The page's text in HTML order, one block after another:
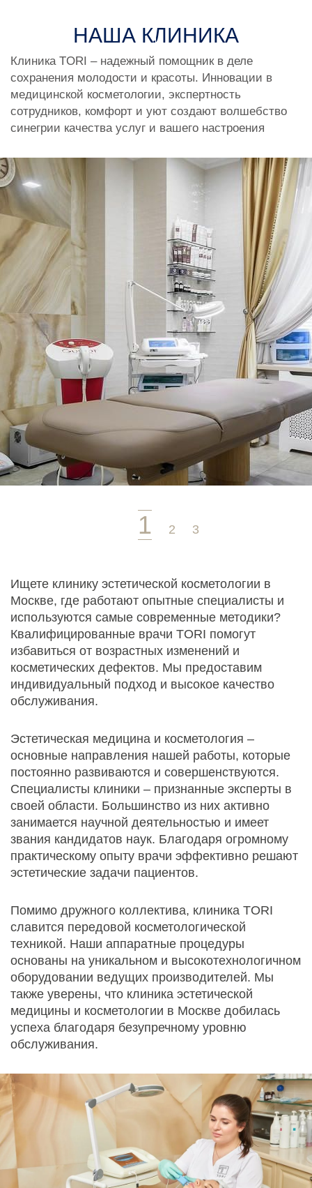
НАША КЛИНИКА
Клиника TORI – надежный помощник в деле
сохранения молодости и красоты. Инновации в
медицинской косметологии, экспертность
сотрудников, комфорт и уют создают волшебство
синегрии качества услуг и вашего настроения
Ищете клинику эстетической косметологии в
Москве, где работают опытные специалисты и
используются самые современные методики?
Квалифицированные врачи TORI помогут
избавиться от возрастных изменений и
косметических дефектов. Мы предоставим
индивидуальный подход и высокое качество
обслуживания.
Эстетическая медицина и косметология –
основные направления нашей работы, которые
постоянно развиваются и совершенствуются.
Специалисты клиники – признанные эксперты в
своей области. Большинство из них активно
занимается научной деятельностью и имеет
звания кандидатов наук. Благодаря огромному
практическому опыту врачи эффективно решают
эстетические задачи пациентов.
Помимо дружного коллектива, клиника TORI
славится передовой косметологической
техникой. Наши аппаратные процедуры
основаны на уникальном и высокотехнологичном
оборудовании ведущих производителей. Мы
также уверены, что клиника эстетической
медицины и косметологии в Москве добилась
успеха благодаря безупречному уровню
обслуживания.